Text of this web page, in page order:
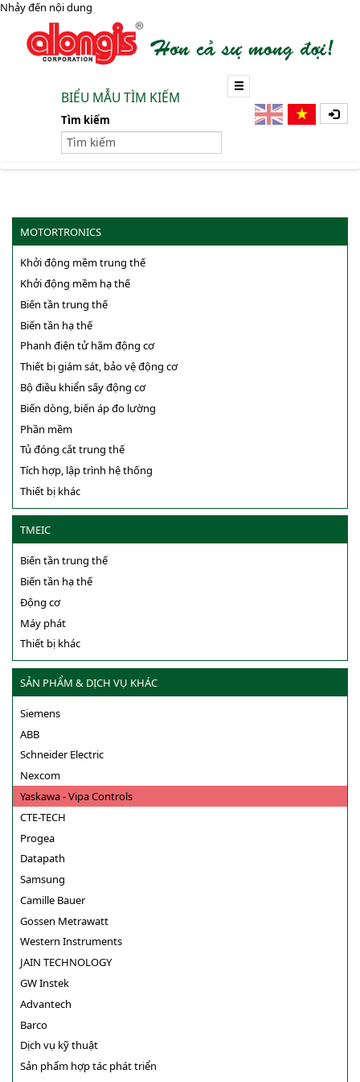
Nhảy đến nội dung
BIỂU MẪU TÌM KIẾM
Tìm kiếm
MOTORTRONICS
Khởi động mềm trung thế
Khởi động mềm hạ thế
Biến tần trung thế
Biến tần hạ thế
Phanh điện tử hãm động cơ
Thiết bị giám sát, bảo vệ động cơ
Bộ điều khiển sấy động cơ
Biến dòng, biến áp đo lường
Phần mềm
Tủ đóng cắt trung thế
Tích hợp, lập trình hệ thống
Thiết bị khác
TMEIC
Biến tần trung thế
Biến tần hạ thế
Động cơ
Máy phát
Thiết bị khác
SẢN PHẨM & DỊCH VỤ KHÁC
Siemens
ABB
Schneider Electric
Nexcom
Yaskawa - Vipa Controls
CTE-TECH
Progea
Datapath
Samsung
Camille Bauer
Gossen Metrawatt
Western Instruments
JAIN TECHNOLOGY
GW Instek
Advantech
Barco
Dịch vụ kỹ thuật
Sản phẩm hợp tác phát triển